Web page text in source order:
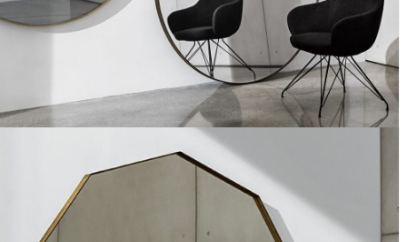
visual round